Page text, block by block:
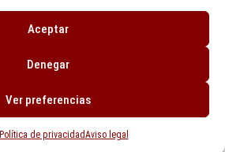
Aceptar
Denegar
Ver preferencias
Política de privacidadAviso legal